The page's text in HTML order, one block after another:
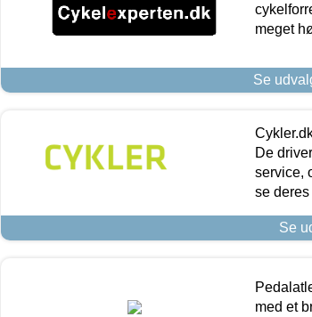
meget
Se
De
service,
se
Se
med et